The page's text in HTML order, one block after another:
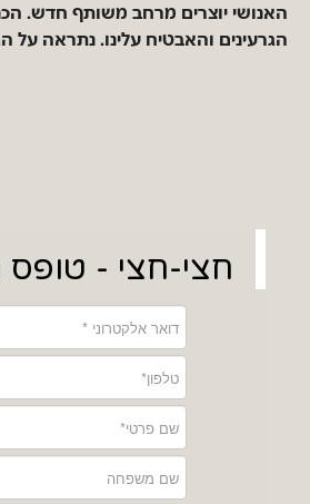
האנושי יוצרים מרחב משותף חדש.
הגרעינים והאבטיח עלינו. נתראה על
חצי-חצי -